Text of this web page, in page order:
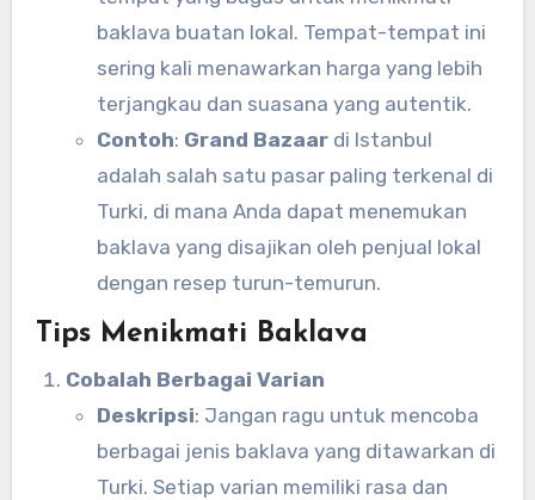
baklava buatan lokal. Tempat-tempat ini
sering kali menawarkan harga yang lebih
terjangkau dan suasana yang autentik.
Contoh: Grand Bazaardi Istanbul
adalah salah satu pasar paling terkenal di
Turki, di mana Anda dapat menemukan
baklava yang disajikan oleh penjual lokal
dengan resep turun-temurun.
Tips Menikmati Baklava
Cobalah Berbagai Varian
Deskripsi: Jangan ragu untuk mencoba
berbagai jenis baklava yang ditawarkan di
Turki. Setiap varian memiliki rasa dan